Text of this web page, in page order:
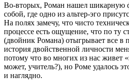
Во-вторых, Роман нашел шикарную
собой, где одно из альтер-эго
На полях замечу, что чисто
процессе есть ощущение, что по ту
(двойник Романа) отыгрывает все в
история двойственной личности
потому что во многих из нас живет
может, учитель?), но Роме удалось
и наглядно.